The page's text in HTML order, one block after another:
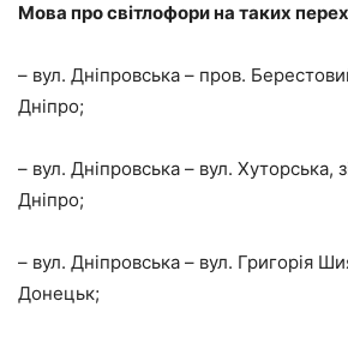
Мова про світлофори на таких
– вул. Дніпровська – пров.
Дніпро;
– вул. Дніпровська – вул. Хуторська,
Дніпро;
– вул. Дніпровська – вул. Григорія
Донецьк;